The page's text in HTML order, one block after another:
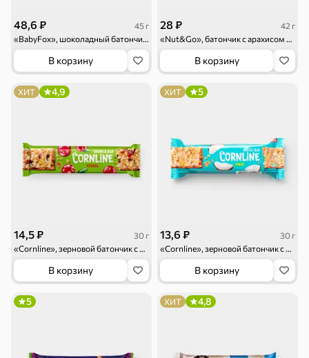
48,6 ₽
45 г
«BabyFox», шоколадный батончик с молочной начинкой, 45 г
В корзину
28 ₽
42 г
«Nut&Go», батончик с арахисом и клюквой, 42 г
В корзину
14,5 ₽
30 г
«Cornline», зерновой батончик с клюквой, 30 г
ХИТ 4,9
В корзину
13,6 ₽
30 г
«Cornline», зерновой батончик с кокосом, 30 г
ХИТ 5
В корзину
5 ХИТ 4,8